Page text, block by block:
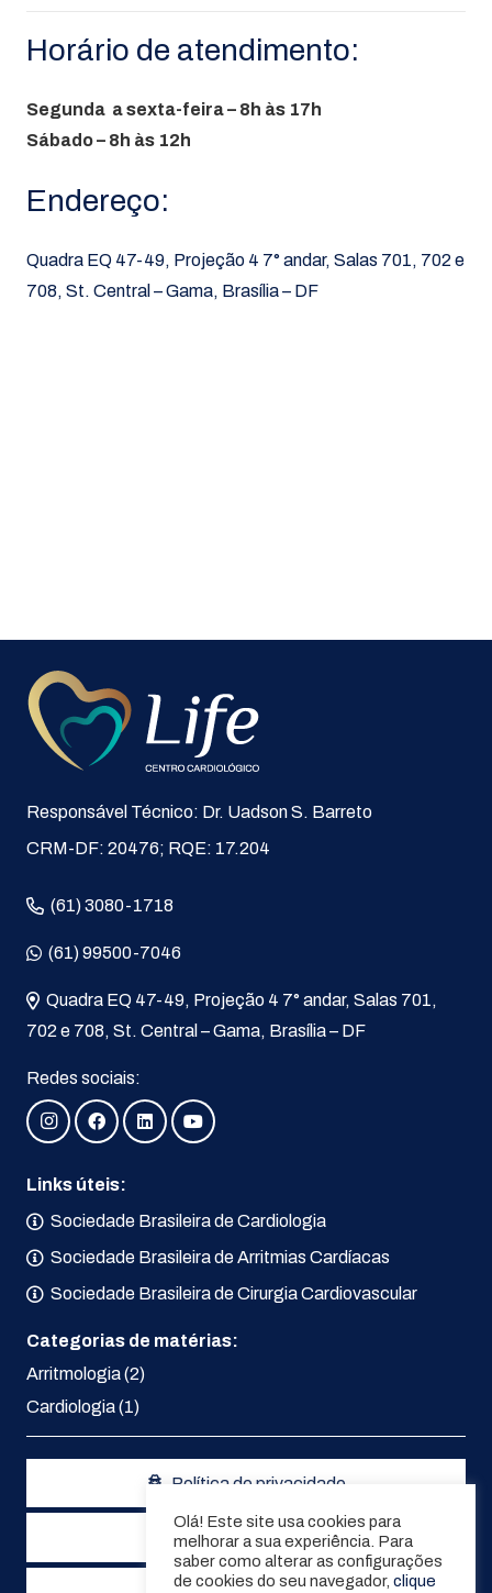
Horário de atendimento:
Segunda a sexta-feira – 8h às 17h
Sábado – 8h às 12h
Endereço:
Quadra EQ 47-49, Projeção 4 7° andar, Salas 701, 702 e
708, St. Central – Gama, Brasília – DF
Responsável Técnico: Dr. Uadson S. Barreto
CRM-DF: 20476; RQE: 17.204
(61) 3080-1718
(61) 99500-7046
Quadra EQ 47-49, Projeção 4 7° andar, Salas 701,
702 e 708, St. Central – Gama, Brasília – DF
Redes sociais:
Links úteis:
Sociedade Brasileira de Cardiologia
Sociedade Brasileira de Arritmias Cardíacas
Sociedade Brasileira de Cirurgia Cardiovascular
Categorias de matérias:
Arritmologia(2)
Cardiologia(1)
Política de privacidade
Política de cookies
Olá! Este site usa cookies para
melhorar a sua experiência. Para
saber como alterar as configurações
de cookies do seu navegador, clique